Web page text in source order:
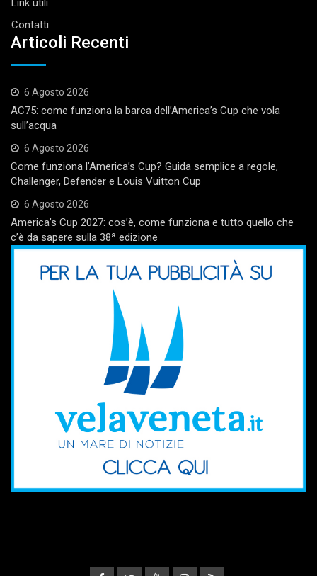
Link utili
Contatti
Articoli Recenti
6 Agosto 2026
AC75: come funziona la barca dell’America’s Cup che vola
sull’acqua
6 Agosto 2026
Come funziona l’America’s Cup? Guida semplice a regole,
Challenger, Defender e Louis Vuitton Cup
6 Agosto 2026
America’s Cup 2027: cos’è, come funziona e tutto quello che
c’è da sapere sulla 38ª edizione